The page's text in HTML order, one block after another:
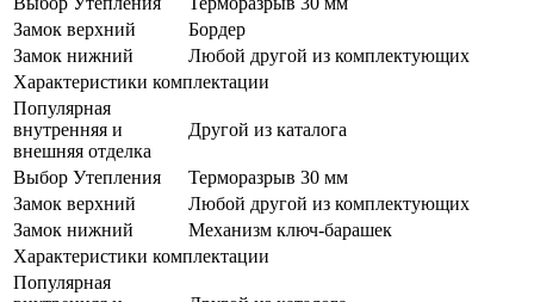
Замок верхний
Бордер
Замок нижний
Любой другой из комплектующих
Характеристики комплектации
Популярная
внутренняя и
внешняя отделка
Другой из каталога
Выбор Утепления
Терморазрыв 30 мм
Замок верхний
Любой другой из комплектующих
Замок нижний
Механизм ключ-барашек
Характеристики комплектации
Популярная